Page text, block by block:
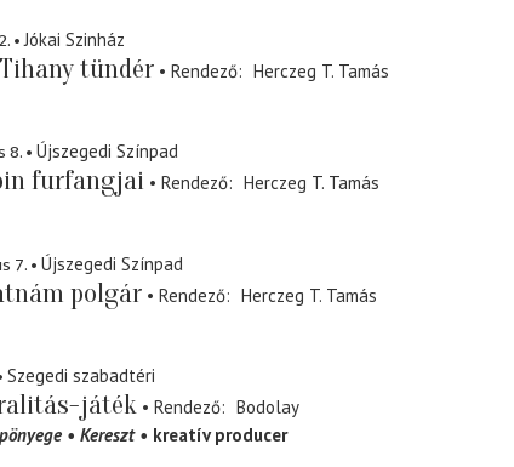
Jókai Szinház
Tihany tündér Rendező
Herczeg T. Tamás
8.
Újszegedi Színpad
furfangjai Rendező
Herczeg T. Tamás
7.
Újszegedi Színpad
polgár Rendező
Herczeg T. Tamás
Szegedi szabadtéri
játék Rendező
Bodolay
Kereszt kreatív producer